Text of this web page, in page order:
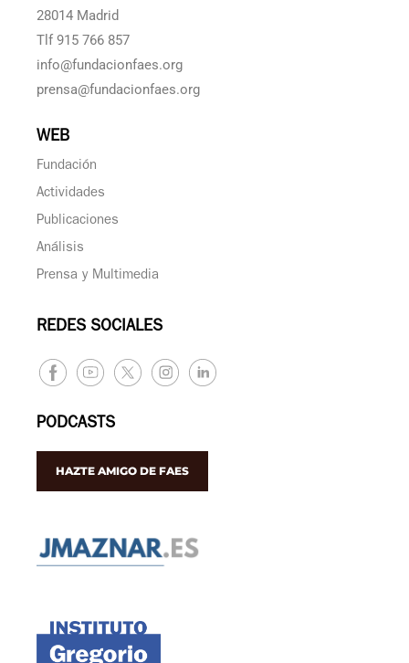
28014 Madrid
Tlf 915 766 857
info@fundacionfaes.org
prensa@fundacionfaes.org
WEB
Fundación
Actividades
Publicaciones
Análisis
Prensa y Multimedia
REDES SOCIALES
PODCASTS
HAZTE AMIGO DE FAES